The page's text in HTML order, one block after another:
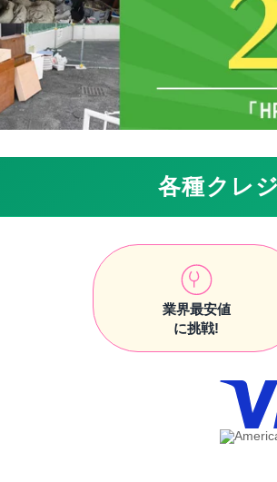
各種クレ
業界最安値
に挑戦!